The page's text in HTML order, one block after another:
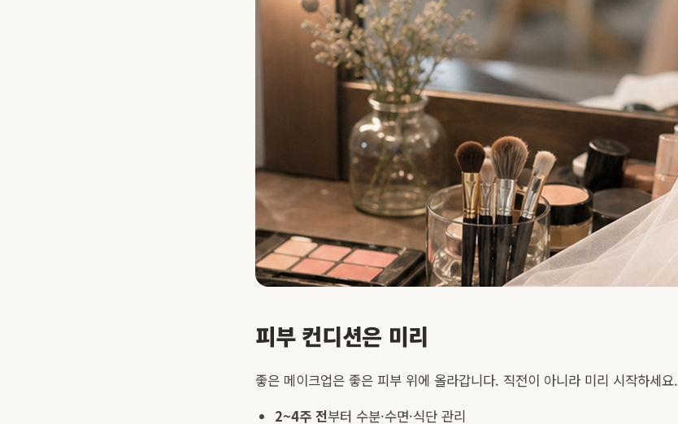
피부 컨디션은 미리
좋은 메이크업은 좋은 피부 위에 올라갑니다. 직전이 아니라 미리 시작하세요.
2~4주 전부터 수분·수면·식단 관리